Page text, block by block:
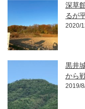
深草
るが
2020/
黒井
から
2019/